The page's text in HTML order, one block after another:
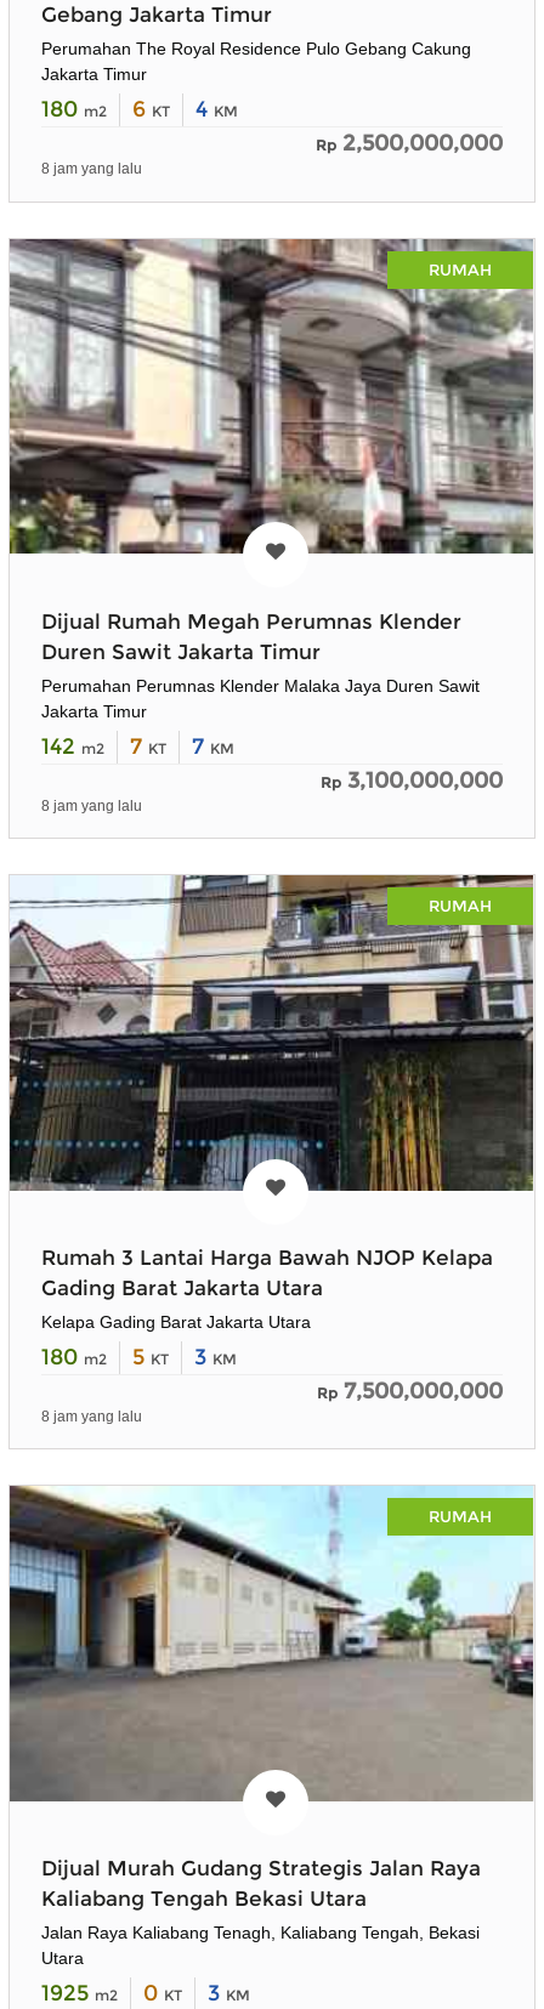
Gebang Jakarta Timur
Perumahan The Royal Residence Pulo Gebang Cakung
Jakarta Timur
180 m2 6 KT 4 KM
Rp 2,500,000,000
8 jam yang lalu
RUMAH
Dijual Rumah Megah Perumnas Klender
Duren Sawit Jakarta Timur
Perumahan Perumnas Klender Malaka Jaya Duren Sawit
Jakarta Timur
142 m2 7 KT 7 KM
Rp 3,100,000,000
8 jam yang lalu
RUMAH
Rumah 3 Lantai Harga Bawah NJOP Kelapa
Gading Barat Jakarta Utara
Kelapa Gading Barat Jakarta Utara
180 m2 5 KT 3 KM
Rp 7,500,000,000
8 jam yang lalu
RUMAH
Dijual Murah Gudang Strategis Jalan Raya
Kaliabang Tengah Bekasi Utara
Jalan Raya Kaliabang Tenagh, Kaliabang Tengah, Bekasi
Utara
1925 m2 0 KT 3 KM